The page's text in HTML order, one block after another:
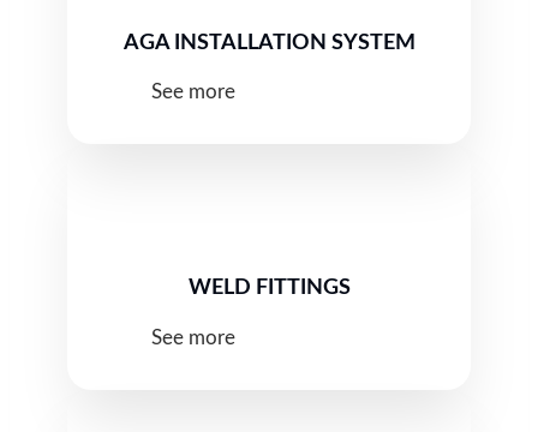
AGA INSTALLATION SYSTEM
See more
WELD FITTINGS
See more